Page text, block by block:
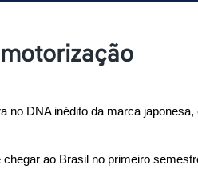
no DNA inédito da marca
ao Brasil no primeiro